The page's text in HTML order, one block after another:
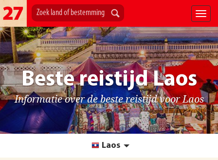
Beste reistijd Laos
Informatie over de beste reistijd voor Laos
Laos